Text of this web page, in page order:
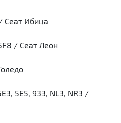
Сеат Ибица
/ Сеат Леон
5E5, 933, NL3, NR3 /